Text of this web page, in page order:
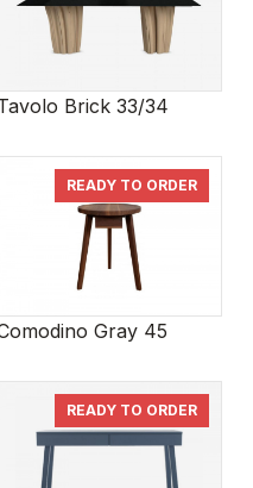
Brick 33/34
READY TO ORDER
Gray 45
READY TO ORDER